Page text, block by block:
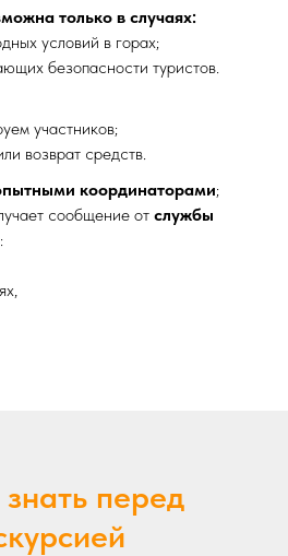
только в случаях:
условий в горах;
безопасности туристов.
участников;
возврат средств.
координаторами;
сообщение от службы
перед